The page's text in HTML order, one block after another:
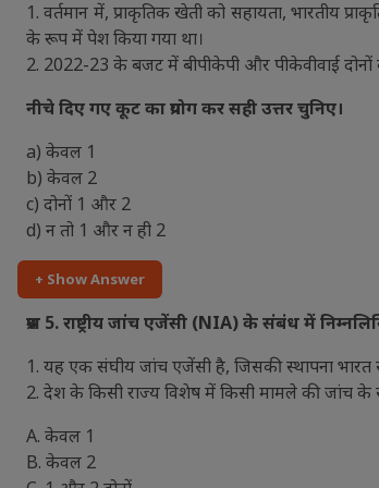
1. वर्तमान में, प्राकृतिक खेती को सहायता, भारतीय
के रूप में पेश किया गया था।
2. 2022-23 के बजट में बीपीकेपी और पीकेवीवाई दोनों
नीचे दिए गए कूट का प्रयोग कर सही उत्तर चुनिए।
a) केवल 1
b) केवल 2
c) दोनों 1 और 2
d) न तो 1 और न ही 2
+ Show Answer
प्रश्न 5. राष्ट्रीय जांच एजेंसी (NIA) के संबंध में
1. यह एक संघीय जांच एजेंसी है, जिसकी स्थापना भारत
2. देश के किसी राज्य विशेष में किसी मामले की जांच
A. केवल 1
B. केवल 2